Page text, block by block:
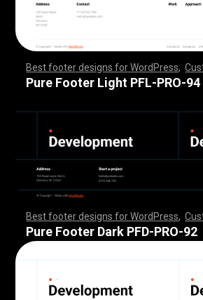
Best footer designs for WordPress ,
,,,,,,,,,,,,,,,,,,,,,,,,,,,,,,,,,,,,, ,,,,,
,,,,,,,,,,,,,,,,,,,,,,,,,,,,,,,,,,,,, ,,,,,
,,,,,,,,
Pure Footer Light PFL-PRO-94
Best footer designs for WordPress ,
,,,,,,,,,,,,,,,,,,,,,,,,,,,,,,,,,,,,, ,,,,,
,,,,,,,,,,,,,,,,,,,,,,,,,,,,,,,,,,,,, ,,,,,
,,,,,,,,
Pure Footer Dark PFD-PRO-92